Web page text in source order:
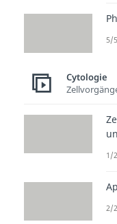
5/
Cytologie
1/
2/